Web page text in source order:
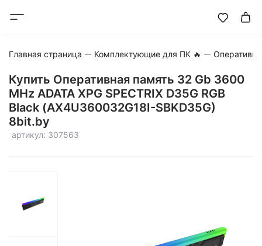
Главная страница Комплектующие для ПК 🔥
Купить Оперативная память 32 Gb 3600
MHz ADATA XPG SPECTRIX D35G RGB
Black (AX4U360032G18I-SBKD35G)
8bit.by
артикул: 307563